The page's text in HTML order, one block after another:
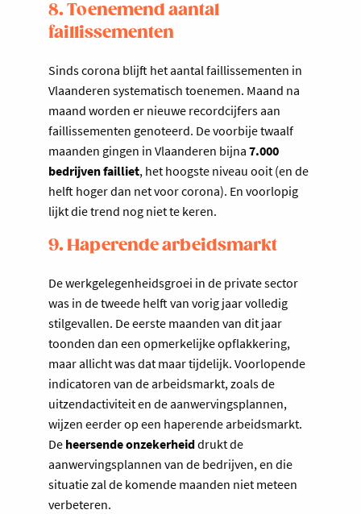
8. Toenemend aantal
faillissementen
Sinds corona blijft het aantal faillissementen in
Vlaanderen systematisch toenemen. Maand na
maand worden er nieuwe recordcijfers aan
faillissementen genoteerd. De voorbije twaalf
maanden gingen in Vlaanderen bijna 7.000
bedrijven failliet, het hoogste niveau ooit (en de
helft hoger dan net voor corona). En voorlopig
lijkt die trend nog niet te keren.
9. Haperende arbeidsmarkt
De werkgelegenheidsgroei in de private sector
was in de tweede helft van vorig jaar volledig
stilgevallen. De eerste maanden van dit jaar
toonden dan een opmerkelijke opflakkering,
maar allicht was dat maar tijdelijk. Voorlopende
indicatoren van de arbeidsmarkt, zoals de
uitzendactiviteit en de aanwervingsplannen,
wijzen eerder op een haperende arbeidsmarkt.
De heersende onzekerheiddrukt de
aanwervingsplannen van de bedrijven, en die
situatie zal de komende maanden niet meteen
verbeteren.